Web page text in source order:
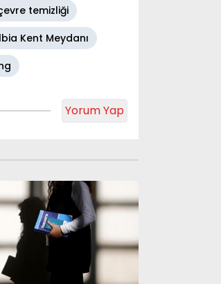
temizliği
Kent Meydanı
Yorum Yap